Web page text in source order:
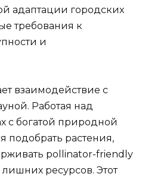
адаптации городских
требования к
и
взаимодействие с
Работая над
с богатой природной
подобрать растения,
pollinator-friendly
ресурсов. Этот